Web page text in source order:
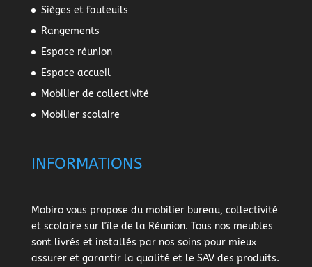
Sièges et fauteuils
Rangements
Espace réunion
Espace accueil
Mobilier de collectivité
Mobilier scolaire
INFORMATIONS
Mobiro vous propose du mobilier bureau, collectivité
et scolaire sur l'île de la Réunion. Tous nos meubles
sont livrés et installés par nos soins pour mieux
assurer et garantir la qualité et le SAV des produits.